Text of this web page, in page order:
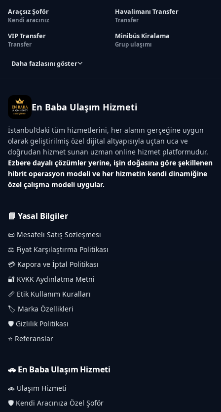
Araçsız Şoför
Kendi aracınız
Havalimanı Transfer
Transfer
VIP Transfer
Transfer
Minibüs Kiralama
Grup ulaşımı
Daha fazlasını göster
En Baba Ulaşım Hizmeti
İstanbul’daki tüm hizmetlerini, her alanın gerçeğine uygun
olarak geliştirilmiş özel dijital altyapısıyla uçtan uca ve
doğrudan hizmet sunan uzman online hizmet platformudur.
Ezbere dayalı çözümler yerine, işin doğasına göre şekillenen
hibrit operasyon modeli ve her hizmetin kendi dinamiğine
özel çalışma modeli uygular.
📘 Yasal Bilgiler
📜 Mesafeli Satış Sözleşmesi
⚖️ Fiyat Karşılaştırma Politikası
💳 Kapora ve İptal Politikası
🔐 KVKK Aydınlatma Metni
📏 Etik Kullanım Kuralları
🏷️ Marka Özellikleri
🛡️ Gizlilik Politikası
⭐ Referanslar
🚗 En Baba Ulaşım Hizmeti
🚗 Ulaşım Hizmeti
🛡️ Kendi Aracınıza Özel Şoför